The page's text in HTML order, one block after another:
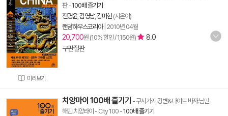
미리보기
판-100배 즐기기
전명윤, 김영남, 김미현 (지은이)
랜덤하우스코리아| 2010년 04월
20,700원 (10% 할인 / 1,150원)
8.0
구판절판
치앙마이 100배 즐기기 - 구시가지.강변&나이트 바자.님만
해민.치앙라이 - City 100 -100배 즐기기